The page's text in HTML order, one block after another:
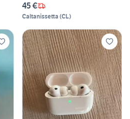
45 €
Caltanissetta (CL)